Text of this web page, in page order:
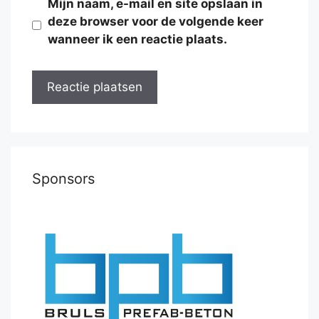
Mijn naam, e-mail en site opslaan in
deze browser voor de volgende keer
wanneer ik een reactie plaats.
Sponsors